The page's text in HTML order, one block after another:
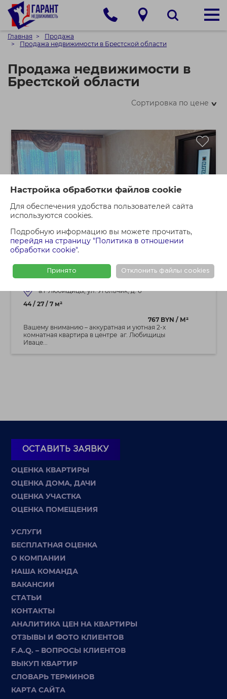
Настройка обработки файлов cookie
Для обеспечения удобства пользователей сайта
используются cookies.
Подробную информацию вы можете прочитать,
перейдя на страницу "Политика в отношении
обработки cookie".
Принято Отклонить файлы cookies
Главная
Продажа
Продажа недвижимости в Брестской области
Продажа недвижимости в
Брестской области
Сортировка по цене>
32 515 BYN
Любищицы, Ивацевичского р-на!
а.г Любищицы, ул. Угольчик, д. 6
44 / 27 / 7 м²
767 BYN / М²
Вашему вниманию – аккуратная и уютная 2-х
комнатная квартира в центре аг. Любищицы
Иваце...
ОСТАВИТЬ ЗАЯВКУ
ОЦЕНКА КВАРТИРЫ
ОЦЕНКА ДОМА, ДАЧИ
ОЦЕНКА УЧАСТКА
ОЦЕНКА ПОМЕЩЕНИЯ
УСЛУГИ
БЕСПЛАТНАЯ ОЦЕНКА
О КОМПАНИИ
НАША КОМАНДА
ВАКАНСИИ
СТАТЬИ
КОНТАКТЫ
АНАЛИТИКА ЦЕН НА КВАРТИРЫ
ОТЗЫВЫ И ФОТО КЛИЕНТОВ
F.A.Q. – ВОПРОСЫ КЛИЕНТОВ
ВЫКУП КВАРТИР
СЛОВАРЬ ТЕРМИНОВ
КАРТА САЙТА